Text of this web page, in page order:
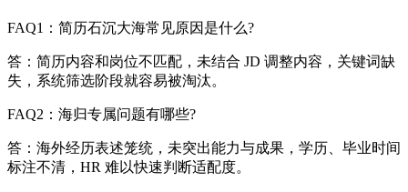
FAQ1：简历石沉大海常见原因是什么?
答：简历内容和岗位不匹配，未结合 JD 调整内容，关键词缺
失，系统筛选阶段就容易被淘汰。
FAQ2：海归专属问题有哪些?
答：海外经历表述笼统，未突出能力与成果，学历、毕业时间
标注不清，HR 难以快速判断适配度。